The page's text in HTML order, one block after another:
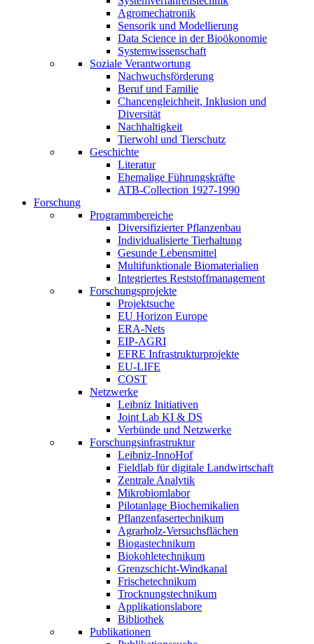
Agromechatronik
Sensorik und Modellierung
Data Science in der Bioökonomie
Systemwissenschaft
Soziale Verantwortung
Nachwuchsförderung
Beruf und Familie
Chancengleichheit, Inklusion und
Diversität
Nachhaltigkeit
Tierwohl und Tierschutz
Geschichte
Literatur
Ehemalige Führungskräfte
ATB-Collection 1927-1990
Forschung
Programmbereiche
Diversifizierter Pflanzenbau
Individualisierte Tierhaltung
Gesunde Lebensmittel
Multifunktionale Biomaterialien
Integriertes Reststoffmanagement
Forschungsprojekte
Projektsuche
EU Horizon Europe
ERA-Nets
EIP-AGRI
EFRE Infrastrukturprojekte
EU-LIFE
COST
Netzwerke
Leibniz Initiativen
Joint Lab KI & DS
Verbünde und Netzwerke
Forschungsinfrastruktur
Leibniz-InnoHof
Fieldlab für digitale Landwirtschaft
Zentrale Analytik
Mikrobiomlabor
Pilotanlage Biochemikalien
Pflanzenfasertechnikum
Agrarholz-Versuchsflächen
Biogastechnikum
Biokohletechnikum
Grenzschicht-Windkanal
Frischetechnikum
Trocknungstechnikum
Applikationslabore
Bibliothek
Publikationen